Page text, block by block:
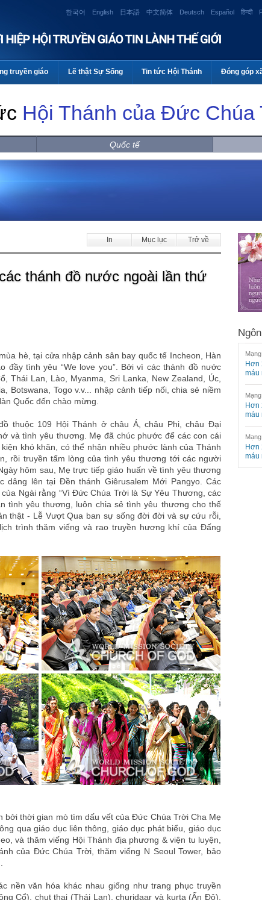
한국어 English 日本語 中文简体 Deutsch Español हिन्दी
truyền giáo Lẽ thật Sự Sống Tin tức Hội Thánh Đóng góp
Hội Thánh của Đức Chúa
Quốc tế
In Mục lục Trở về
thánh đồ nước ngoài lần thứ
hè, tại cửa nhập cảnh sân bay quốc tế Incheon, Hàn
đầy tình yêu “We love you”. Bởi vì các thánh đồ nước
Thái Lan, Lào, Myanma, Sri Lanka, New Zealand, Úc,
Botswana, Togo v.v... nhập cảnh tiếp nối, chia sẻ niềm
Quốc đến chào mừng.
thuộc 109 Hội Thánh ở châu Á, châu Phi, châu Đại
và tình yêu thương. Mẹ đã chúc phước để các con cái
khó khăn, có thể nhận nhiều phước lành của Thánh
rồi truyền tấm lòng của tình yêu thương tới các người
hôm sau, Mẹ trực tiếp giáo huấn về tình yêu thương
dâng lên tại Đền thánh Giêrusalem Mới Pangyo. Các
Ngài rằng “Vì Đức Chúa Trời là Sự Yêu Thương, các
tình yêu thương, luôn chia sẻ tình yêu thương cho thế
thật - Lễ Vượt Qua ban sự sống đời đời và sự cứu rỗi,
trình thăm viếng và rao truyền hương khí của Đấng
bởi thời gian mò tìm dấu vết của Đức Chúa Trời Cha Mẹ
qua giáo dục liên thông, giáo dục phát biểu, giáo dục
và thăm viếng Hội Thánh địa phương & viện tu luyện,
của Đức Chúa Trời, thăm viếng N Seoul Tower, bảo
nền văn hóa khác nhau giống như trang phục truyền
Cổ), chut thai (Thái Lan), churidaar và kurta (Ấn Độ),
Hơn
máu
Hơn
máu
Hơn
máu